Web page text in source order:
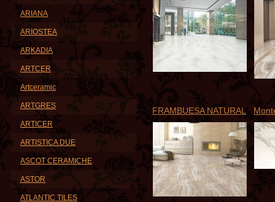
FRAMBUESA NATURAL
ARIANA
ARIOSTEA
ARKADIA
ARTCER
Artceramic
ARTGRES
ARTICER
ARTISTICA DUE
ASCOT CERAMICHE
ASTOR
ATLANTIC TILES